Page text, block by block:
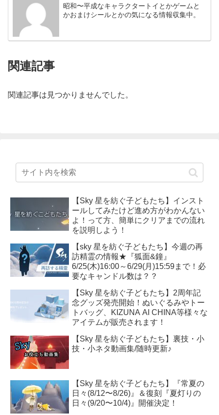
昭和〜平成なキャラクタートイとかゲームと
かおまけシールとかの気になる情報収集中。
関連記事
関連記事は見つかりませんでした。
【Sky 星を紡ぐ子どもたち】インスト
ールしてみたけど進め方がわかんない
よ！って方、簡単にクリアまでの流れ
を説明しよう！
【sky 星を紡ぐ子どもたち】今週の再
訪精霊の情報★『狐面&鐘』
6/25(木)16:00～6/29(月)15:59まで！必
要なキャンドル数は？？
【Sky 星を紡ぐ子どもたち】2周年記
念グッズ発売開始！ぬいぐるみやトー
トバッグ、KIZUNA AI CHINA等様々な
アイテムが販売されます！
【Sky 星を紡ぐ子どもたち】裏技・小
技・小ネタ動画集/随時更新♪
【Sky 星を紡ぐ子どもたち】『常夏の
日々(8/12〜8/26)』＆復刻『夏灯りの
日々(9/20〜10/4)』開催決定！